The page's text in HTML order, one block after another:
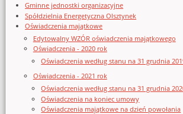
Gminne jednostki organizacyjne
Spółdzielnia Energetyczna Olsztynek
Oświadczenia majątkowe
Edytowalny WZÓR oświadczenia majątkowego
Oświadczenia - 2020 rok
Oświadczenia według stanu na 31 grudnia
Oświadczenia - 2021 rok
Oświadczenia według stanu na 31 grudnia
Oświadczenia na koniec umowy
Oświadczenia majątkowe na dzień powołania